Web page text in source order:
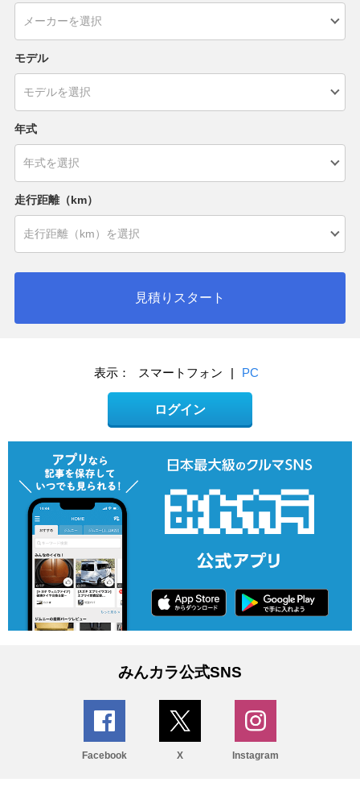
モデル
年式
走行距離（km）
見積りスタート
表示： スマートフォン | PC
ログイン
みんカラ公式SNS
Facebook X Instagram